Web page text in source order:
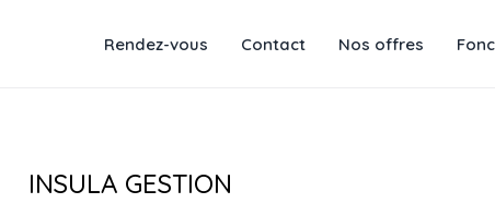
Rendez-vous Contact Nos offres
INSULA GESTION